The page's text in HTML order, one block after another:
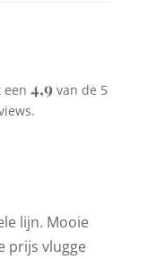
een 4,9van de 5
lijn. Mooie
prijs vlugge